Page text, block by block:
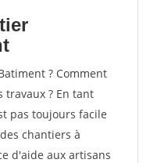
? Comment
? En tant
pas toujours facile
chantiers à
d'aide aux artisans